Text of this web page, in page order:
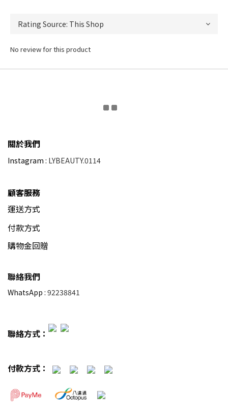
No review for this product
關於我們
Instagram : LYBEAUTY.0114
顧客服務
運送方式
付款方式
購物金回贈
聯絡我們
WhatsApp : 92238841
聯絡方式：
付款方式：